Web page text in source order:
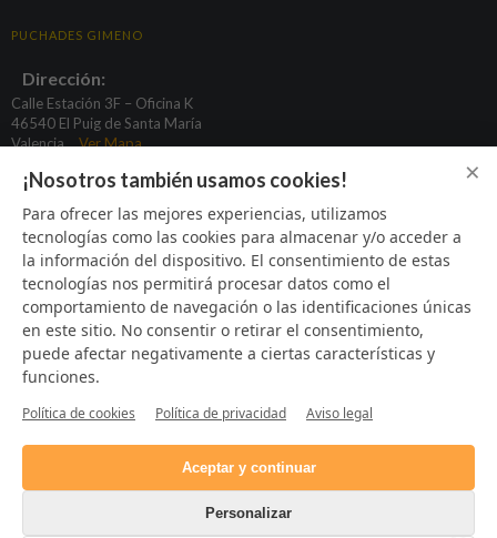
PUCHADES GIMENO
Dirección:
Calle Estación 3F – Oficina K
46540 El Puig de Santa María
Valencia
Ver Mapa
96 164 31 80
622 933 424
669 373 925
SÍGUENOS
×
¡Nosotros también usamos cookies!
Para ofrecer las mejores experiencias, utilizamos
tecnologías como las cookies para almacenar y/o acceder a
la información del dispositivo. El consentimiento de estas
tecnologías nos permitirá procesar datos como el
comportamiento de navegación o las identificaciones únicas
en este sitio. No consentir o retirar el consentimiento,
puede afectar negativamente a ciertas características y
funciones.
Política de cookies Política de privacidad Aviso legal
Aceptar y continuar
Personalizar